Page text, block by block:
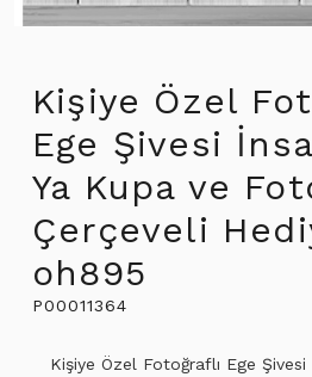
Kişiye Özel
Ege Şivesi
Ya Kupa ve
Çerçeveli
oh895
P00011364
Kişiye Özel Fotoğraflı Ege Şivesi